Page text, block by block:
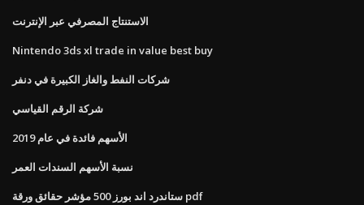
الاستنتاج المصرفي عبر الإنترنت
Nintendo 3ds xl trade in value best buy
شركات النفط والغاز الكبيرة في دنفر
شركة الرقم القياسي
الأسهم فائدة في عام 2019
نسبة الأسهم السندات العمر
ستاندرد اند بورز 500 مؤشر حقائق ورقة pdf